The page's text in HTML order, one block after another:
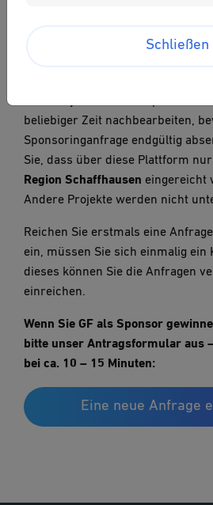
Mithilfe unseres Fragebogens
beliebiger Zeit nachbearbeiten,
Sponsoringanfrage endgültig
Sie, dass über diese Plattform
Region Schaffhausen eingereicht
Andere Projekte werden nicht
Reichen Sie erstmals eine
ein, müssen Sie sich einmalig ein
dieses können Sie die Anfragen
einreichen.
Wenn Sie GF als Sponsor
bitte unser Antragsformular aus
bei ca. 10 – 15 Minuten:
Eine neue Anfrage
Schließen